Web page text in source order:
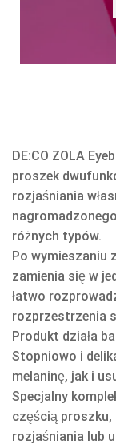
DE:CO ZOLA
proszek
rozjaśniania
różnych typów.
Po wymieszaniu
zamienia się w
łatwo
rozprzestrzenia
Produkt działa
Stopniowo i
melaninę, jak i
Specjalny
częścią
rozjaśniania lub